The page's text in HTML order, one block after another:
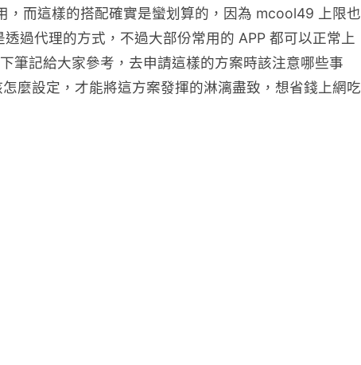
，而這樣的搭配確實是蠻划算的，因為 mcool49 上限也
過代理的方式，不過大部份常用的 APP 都可以正常上
筆記給大家參考，去申請這樣的方案時該注意哪些事
麼設定，才能將這方案發揮的淋漓盡致，想省錢上網吃